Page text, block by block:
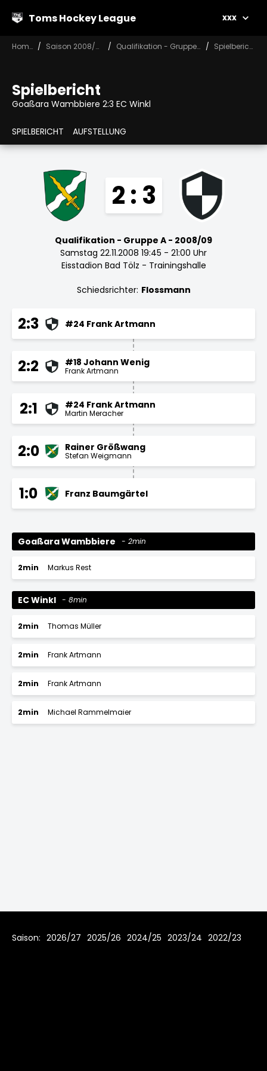
Toms Hockey League xxx
Home Saison 2008/09 Qualifikation - Gruppe A Spielbericht
Spielbericht
Goaßara Wambbiere 2:3 EC Winkl
SPIELBERICHT AUFSTELLUNG
2 : 3
Qualifikation - Gruppe A - 2008/09
Samstag 22.11.2008 19:45 - 21:00 Uhr
Eisstadion Bad Tölz - Trainingshalle
Schiedsrichter: Flossmann
2:3 #24 Frank Artmann
2:2 #18 Johann Wenig
Frank Artmann
2:1 #24 Frank Artmann
Martin Meracher
2:0 Rainer Größwang
Stefan Weigmann
1:0 Franz Baumgärtel
Goaßara Wambbiere 2min
2min Markus Rest
EC Winkl 8min
2min Thomas Müller
2min Frank Artmann
2min Frank Artmann
2min Michael Rammelmaier
Saison: 2026/27 2025/26 2024/25 2023/24 2022/23